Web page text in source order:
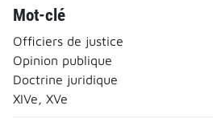
Mot-clé
Officiers de justice
Opinion publique
Doctrine juridique
XIVe, XVe